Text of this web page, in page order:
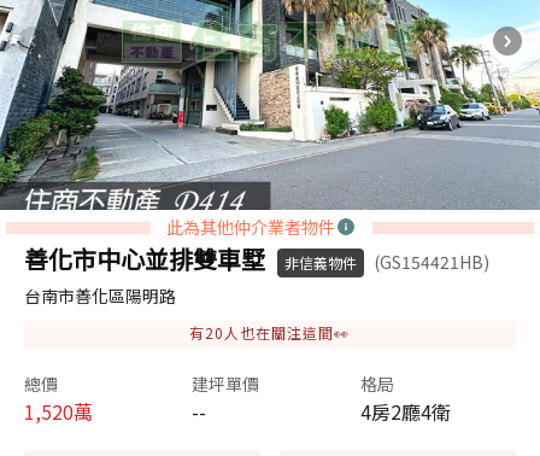
此為其他仲介業者物件
善化市中心並排雙車墅 非信義物件
(GS154421HB)
台南市善化區陽明路
有20 人也在關注這間👀
總價
1,520萬
建坪單價
--
格局
4房2廳4衛